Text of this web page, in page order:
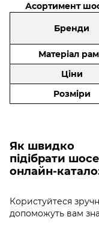
Асортимент
Бренди
Матеріал
Ціни
Розміри
Як швидко
підібрати
онлайн-
Користуйтеся
допоможуть вам